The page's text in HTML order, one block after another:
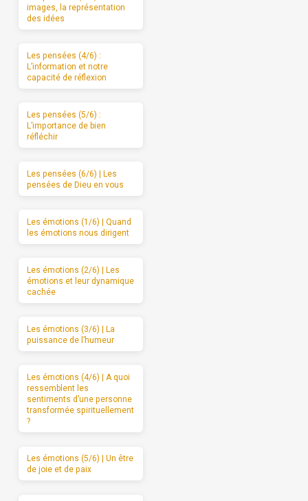
images, la représentation
des idées
Les pensées (4/6) :
L’information et notre
capacité de réflexion
Les pensées (5/6) :
L’importance de bien
réfléchir
Les pensées (6/6) | Les
pensées de Dieu en vous
Les émotions (1/6) | Quand
les émotions nous dirigent
Les émotions (2/6) | Les
émotions et leur dynamique
cachée
Les émotions (3/6) | La
puissance de l’humeur
Les émotions (4/6) | A quoi
ressemblent les
sentiments d’une personne
transformée spirituellement
?
Les émotions (5/6) | Un être
de joie et de paix